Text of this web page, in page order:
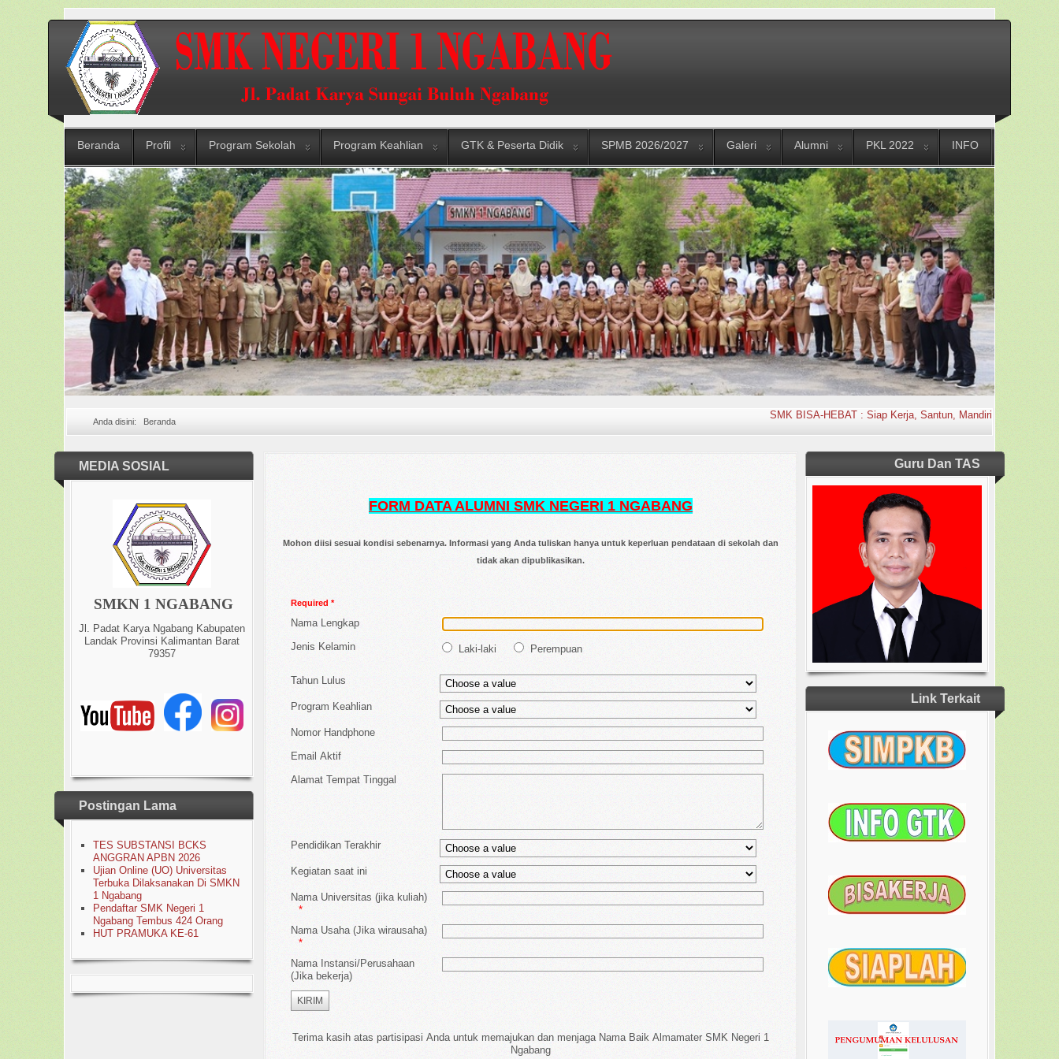
Beranda Profil Program Sekolah Program Keahlian GTK & Peserta Didik SPMB 2026/2027 Galeri Alumni PKL 2022 INFO
Anda disini: Beranda
SMK BISA-HEBAT : Siap Kerja, Santun, Mandiri,
MEDIA SOSIAL
SMKN 1 NGABANG
Jl. Padat Karya Ngabang Kabupaten
Landak Provinsi Kalimantan Barat
79357
Postingan Lama
TES SUBSTANSI BCKS
ANGGRAN APBN 2026
Ujian Online (UO) Universitas
Terbuka Dilaksanakan Di SMKN
1 Ngabang
Pendaftar SMK Negeri 1
Ngabang Tembus 424 Orang
HUT PRAMUKA KE-61
FORM DATA ALUMNI SMK NEGERI 1 NGABANG
Mohon diisi sesuai kondisi sebenarnya. Informasi yang Anda tuliskan hanya untuk keperluan pendataan di sekolah dan
tidak akan dipublikasikan.
Required *
Nama Lengkap
Jenis Kelamin
Laki-laki Perempuan
Tahun Lulus
Program Keahlian
Nomor Handphone
Email Aktif
Alamat Tempat Tinggal
Pendidikan Terakhir
Kegiatan saat ini
Nama Universitas (jika kuliah)
Nama Usaha (Jika wirausaha)
Nama Instansi/Perusahaan
(Jika bekerja)
Terima kasih atas partisipasi Anda untuk memajukan dan menjaga Nama Baik Almamater SMK Negeri 1
Ngabang
Guru Dan TAS
Link Terkait